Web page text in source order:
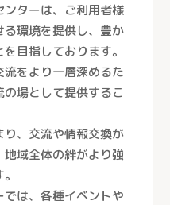
ターは、ご利用者様
環境を提供し、豊か
目指しております。
をより一層深めるた
場として提供するこ
、交流や情報交換が
域全体の絆がより強
は、各種イベントや